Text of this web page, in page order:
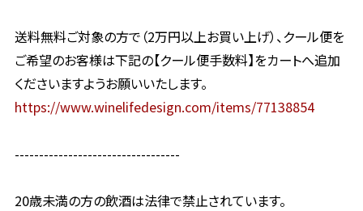
送料無料ご対象の方で（2万円以上お買い上げ）、クール便を
ご希望のお客様は下記の【クール便手数料】をカートへ追加
くださいますようお願いいたします。
https://www.winelifedesign.com/items/77138854
----------------------------------
20歳未満の方の飲酒は法律で禁止されています。